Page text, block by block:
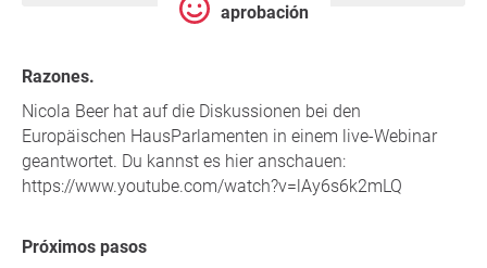
aprobación
Razones.
Nicola Beer hat auf die Diskussionen bei den
Europäischen HausParlamenten in einem live-Webinar
geantwortet. Du kannst es hier anschauen:
https://www.youtube.com/watch?v=lAy6s6k2mLQ
Próximos pasos